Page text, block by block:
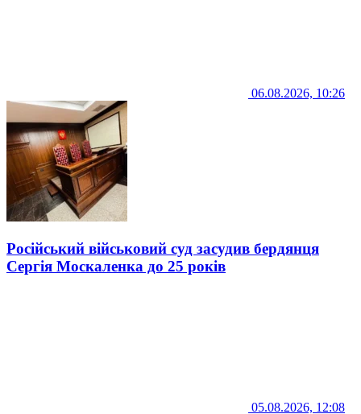
06.08.2026, 10:26
Російський військовий суд засудив бердянця
Сергія Москаленка до 25 років
05.08.2026, 12:08